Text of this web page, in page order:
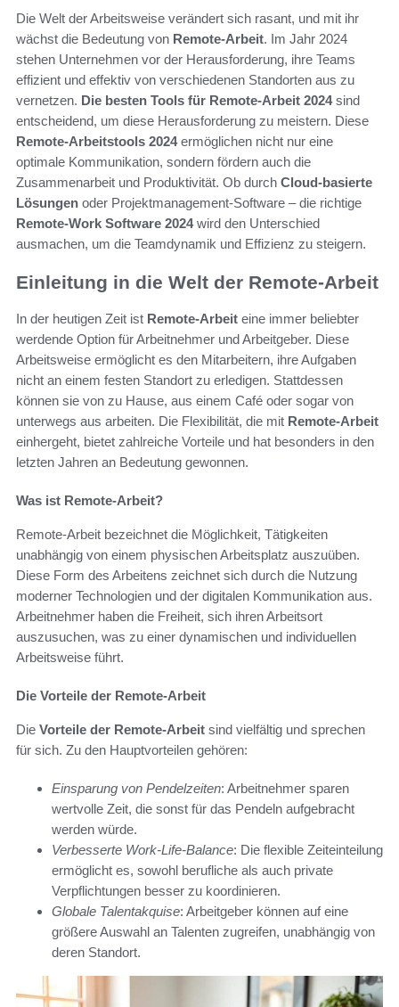
Die Welt der Arbeitsweise verändert sich rasant, und mit ihr
wächst die Bedeutung von Remote-Arbeit. Im Jahr 2024
stehen Unternehmen vor der Herausforderung, ihre Teams
effizient und effektiv von verschiedenen Standorten aus zu
vernetzen. Die besten Tools für Remote-Arbeit 2024sind
entscheidend, um diese Herausforderung zu meistern. Diese
Remote-Arbeitstools 2024ermöglichen nicht nur eine
optimale Kommunikation, sondern fördern auch die
Zusammenarbeit und Produktivität. Ob durch Cloud-basierte
Lösungen oder Projektmanagement-Software – die richtige
Remote-Work Software 2024wird den Unterschied
ausmachen, um die Teamdynamik und Effizienz zu steigern.
Einleitung in die Welt der Remote-Arbeit
In der heutigen Zeit ist Remote-Arbeit eine immer beliebter
werdende Option für Arbeitnehmer und Arbeitgeber. Diese
Arbeitsweise ermöglicht es den Mitarbeitern, ihre Aufgaben
nicht an einem festen Standort zu erledigen. Stattdessen
können sie von zu Hause, aus einem Café oder sogar von
unterwegs aus arbeiten. Die Flexibilität, die mit Remote-Arbeit
einhergeht, bietet zahlreiche Vorteile und hat besonders in den
letzten Jahren an Bedeutung gewonnen.
Was ist Remote-Arbeit?
Remote-Arbeit bezeichnet die Möglichkeit, Tätigkeiten
unabhängig von einem physischen Arbeitsplatz auszuüben.
Diese Form des Arbeitens zeichnet sich durch die Nutzung
moderner Technologien und der digitalen Kommunikation aus.
Arbeitnehmer haben die Freiheit, sich ihren Arbeitsort
auszusuchen, was zu einer dynamischen und individuellen
Arbeitsweise führt.
Die Vorteile der Remote-Arbeit
Die Vorteile der Remote-Arbeit sind vielfältig und sprechen
für sich. Zu den Hauptvorteilen gehören:
Einsparung von Pendelzeiten: Arbeitnehmer sparen
wertvolle Zeit, die sonst für das Pendeln aufgebracht
werden würde.
Verbesserte Work-Life-Balance: Die flexible Zeiteinteilung
ermöglicht es, sowohl berufliche als auch private
Verpflichtungen besser zu koordinieren.
Globale Talentakquise: Arbeitgeber können auf eine
größere Auswahl an Talenten zugreifen, unabhängig von
deren Standort.